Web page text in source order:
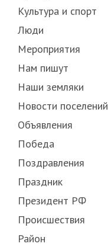
Культура и спорт
Люди
Мероприятия
Нам пишут
Наши земляки
Новости поселений
Объявления
Победа
Поздравления
Праздник
Президент РФ
Происшествия
Район